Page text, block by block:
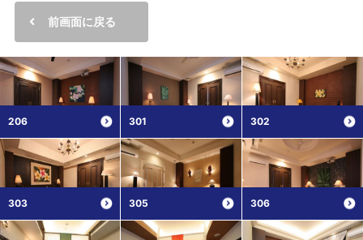
前画面に戻る
206 301 302
303 305 306